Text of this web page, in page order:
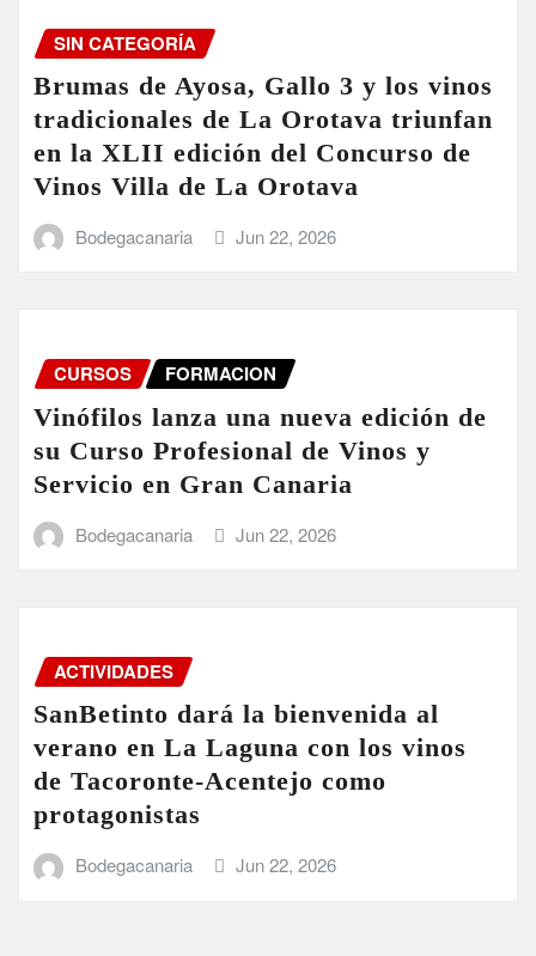
SIN CATEGORÍA
Brumas de Ayosa, Gallo 3 y los vinos
tradicionales de La Orotava triunfan
en la XLII edición del Concurso de
Vinos Villa de La Orotava
Bodegacanaria Jun 22, 2026
CURSOS FORMACION
Vinófilos lanza una nueva edición de
su Curso Profesional de Vinos y
Servicio en Gran Canaria
Bodegacanaria Jun 22, 2026
ACTIVIDADES
SanBetinto dará la bienvenida al
verano en La Laguna con los vinos
de Tacoronte-Acentejo como
protagonistas
Bodegacanaria Jun 22, 2026